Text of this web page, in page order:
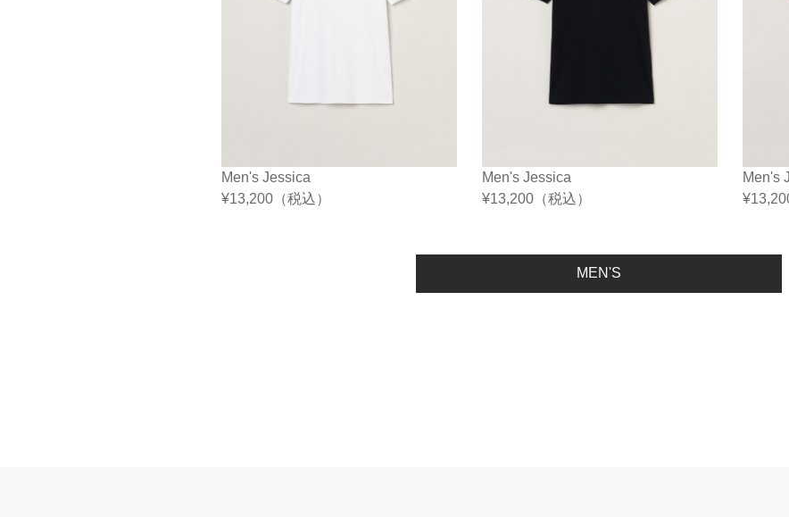
Men's Jessica
¥13,200（税込）
Men's Jessica
¥13,200（税込）
Men's
¥
MEN'S